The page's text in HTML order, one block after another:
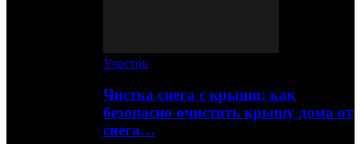
Участок
Чистка снега с крыши: как
безопасно очистить крышу дома от
снега…